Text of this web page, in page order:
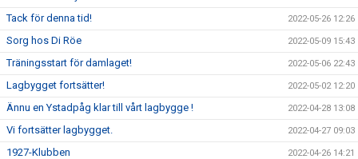
Tack för denna tid! 2022-05-26 12:26
Sorg hos Di Röe 2022-05-09 15:43
Träningsstart för damlaget! 2022-05-06 22:43
Lagbygget fortsätter! 2022-05-02 12:20
Ännu en Ystadpåg klar till vårt lagbygge ! 2022-04-28 13:08
Vi fortsätter lagbygget. 2022-04-27 09:03
1927-Klubben 2022-04-26 14:21